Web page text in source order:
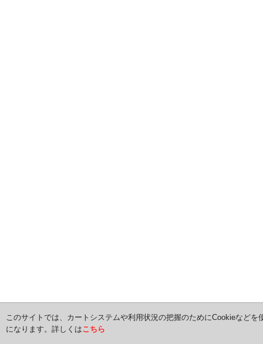
このサイトでは、カートシステムや利用状況の把握のためにCookieなど
になります。詳しくはこちら